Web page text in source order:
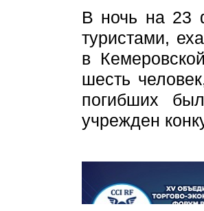
В ночь на 23
туристами,
в
шесть
погибших
учрежден